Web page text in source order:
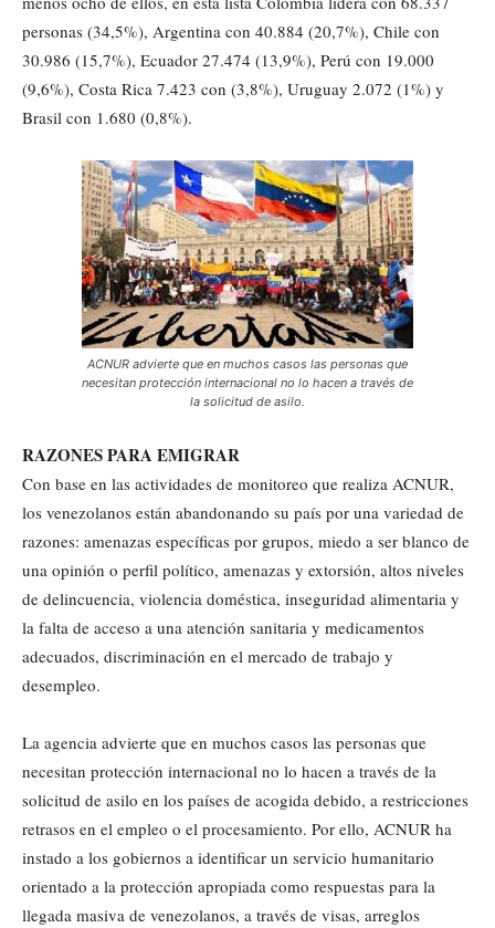
personas (34,5%), Argentina con 40.884 (20,7%), Chile con
30.986 (15,7%), Ecuador 27.474 (13,9%), Perú con 19.000
(9,6%), Costa Rica 7.423 con (3,8%), Uruguay 2.072 (1%) y
Brasil con 1.680 (0,8%).
ACNUR advierte que en muchos casos las personas que
necesitan protección internacional no lo hacen a través de
la solicitud de asilo.
RAZONES PARA EMIGRAR
Con base en las actividades de monitoreo que realiza ACNUR,
los venezolanos están abandonando su país por una variedad de
razones: amenazas específicas por grupos, miedo a ser blanco de
una opinión o perfil político, amenazas y extorsión, altos niveles
de delincuencia, violencia doméstica, inseguridad alimentaria y
la falta de acceso a una atención sanitaria y medicamentos
adecuados, discriminación en el mercado de trabajo y
desempleo.
La agencia advierte que en muchos casos las personas que
necesitan protección internacional no lo hacen a través de la
solicitud de asilo en los países de acogida debido, a restricciones
retrasos en el empleo o el procesamiento. Por ello, ACNUR ha
instado a los gobiernos a identificar un servicio humanitario
orientado a la protección apropiada como respuestas para la
llegada masiva de venezolanos, a través de visas, arreglos